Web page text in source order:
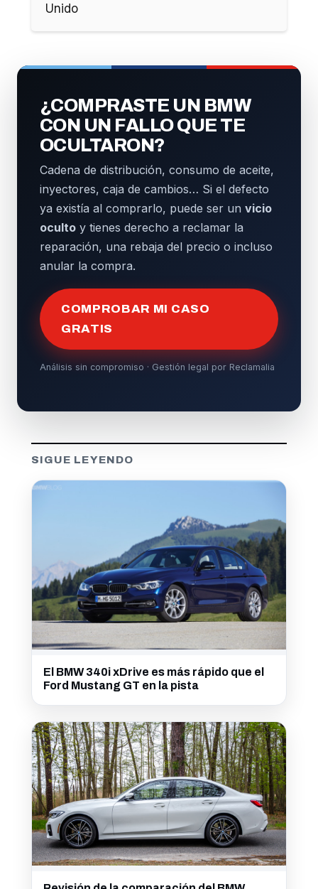
Unido
¿COMPRASTE UN BMW
CON UN FALLO QUE TE
OCULTARON?
Cadena de distribución, consumo de aceite,
inyectores, caja de cambios… Si el defecto
ya existía al comprarlo, puede ser un vicio
oculto y tienes derecho a reclamar la
reparación, una rebaja del precio o incluso
anular la compra.
COMPROBAR MI CASO
GRATIS
Análisis sin compromiso · Gestión legal por Reclamalia
SIGUE LEYENDO
El BMW 340i xDrive es más rápido que el
Ford Mustang GT en la pista